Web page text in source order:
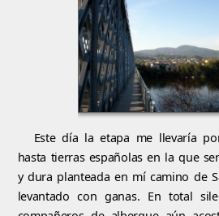
Este día la etapa me llevaría
hasta tierras españolas en la que
y dura planteada en mí camino de
levantado con ganas. En total